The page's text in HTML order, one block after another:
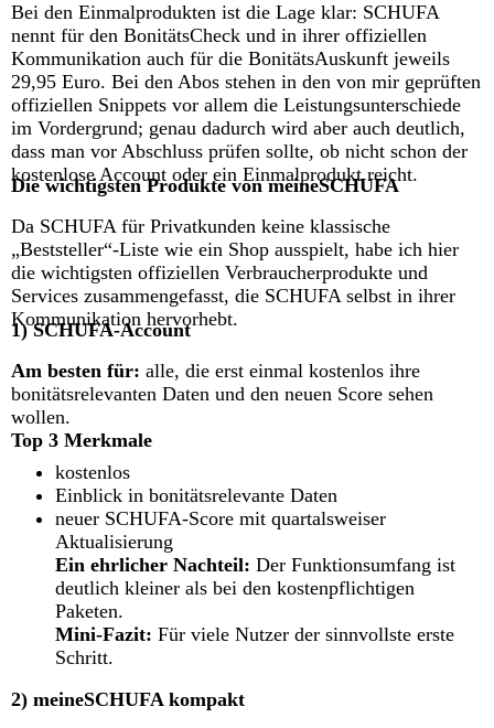
Bei den Einmalprodukten ist die Lage klar: SCHUFA
nennt für den BonitätsCheck und in ihrer offiziellen
Kommunikation auch für die BonitätsAuskunft jeweils
29,95 Euro. Bei den Abos stehen in den von mir geprüften
offiziellen Snippets vor allem die Leistungsunterschiede
im Vordergrund; genau dadurch wird aber auch deutlich,
dass man vor Abschluss prüfen sollte, ob nicht schon der
kostenlose Account oder ein Einmalprodukt reicht.
Die wichtigsten Produkte von meineSCHUFA
Da SCHUFA für Privatkunden keine klassische
„Beststeller“-Liste wie ein Shop ausspielt, habe ich hier
die wichtigsten offiziellen Verbraucherprodukte und
Services zusammengefasst, die SCHUFA selbst in ihrer
Kommunikation hervorhebt.
1) SCHUFA-Account
Am besten für: alle, die erst einmal kostenlos ihre
bonitätsrelevanten Daten und den neuen Score sehen
wollen.
Top 3 Merkmale
kostenlos
Einblick in bonitätsrelevante Daten
neuer SCHUFA-Score mit quartalsweiser
Aktualisierung
Ein ehrlicher Nachteil: Der Funktionsumfang ist
deutlich kleiner als bei den kostenpflichtigen
Paketen.
Mini-Fazit: Für viele Nutzer der sinnvollste erste
Schritt.
2) meineSCHUFA kompakt